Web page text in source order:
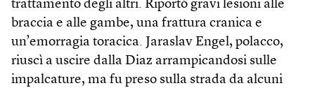
trattamento degli altri. Riportò gravi lesioni alle
braccia e alle gambe, una frattura cranica e
un’emorragia toracica. Jaraslav Engel, polacco,
riuscì a uscire dalla Diaz arrampicandosi sulle
impalcature, ma fu preso sulla strada da alcuni